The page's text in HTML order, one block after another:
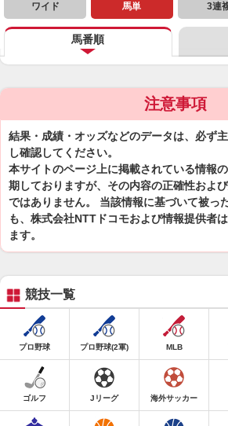
ワイド 馬単 3連
馬番順
注意事項
結果・成績・オッズなどのデータは、必ず
し確認してください。
本サイトのページ上に掲載されている情報
期しておりますが、その内容の正確性およ
ではありません。 当該情報に基づいて被っ
も、株式会社NTTドコモおよび情報提供者
ます。
競技一覧
プロ野球 プロ野球(2軍) MLB
ゴルフ Jリーグ 海外サッカー